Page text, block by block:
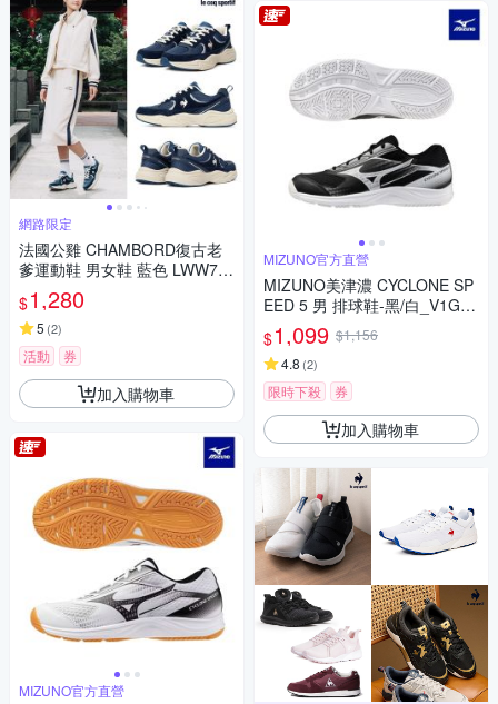
網路限定
法國公雞 CHAMBORD復古老
爹運動鞋 男女鞋 藍色 LWW73
210
$1,280
5 (2)
活動 券
加入購物車
MIZUNO官方直營
MIZUNO官方直營
MIZUNO美津濃 CYCLONE SP
EED 5 男 排球鞋-黑/白_V1GA2
58053
$1,099 $1,156
4.8 (2)
限時下殺 券
加入購物車